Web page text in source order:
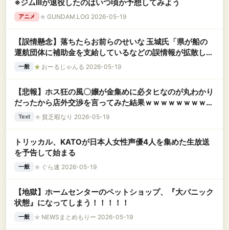
※ジムIIIが退役したのはいつ頃か予想してみよう
アニメ ★ GUNDAM.LOG 2026-05-19
【誤情懸念】落ちたらお前らのせいな 玉城氏「県が船の
運航団体に補助金を支給しているなどの誤情報が拡散して
いる」
一般 ★ おーるじゃんる 2026-05-19
【悲報】ホス狂の風〇嬢が金集めに必タヒなのが丸わかり
だったから店外交渉を言ってみた結果ｗｗｗｗｗｗｗｗｗ
ｗｗｗ
Text ★ 貧乏暇なり 2026-05-19
トリッカル、KATOが日本人女性声優4人を集めた生放送
を予告して始まる
一般 ★ ぐら速 2026-05-19
【地獄】ホームセンターのペットショップ、『大パニック
状態』になってしまう！！！！！
一般 ★ NEWSまとめもりー 2026-05-19